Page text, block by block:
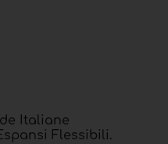
Italiane
Flessibili.